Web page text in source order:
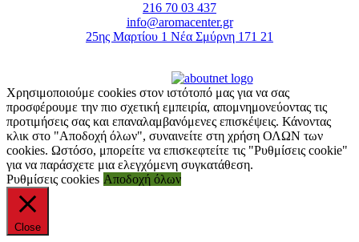
216 70 03 437
info@aromacenter.gr
25ης Μαρτίου 1 Νέα Σμύρνη 171 21
Χρησιμοποιούμε cookies στον ιστότοπό μας για να σας
προσφέρουμε την πιο σχετική εμπειρία, απομνημονεύοντας τις
προτιμήσεις σας και επαναλαμβανόμενες επισκέψεις. Κάνοντας
κλικ στο "Αποδοχή όλων", συναινείτε στη χρήση ΟΛΩΝ των
cookies. Ωστόσο, μπορείτε να επισκεφτείτε τις "Ρυθμίσεις cookie"
για να παράσχετε μια ελεγχόμενη συγκατάθεση.
Ρυθμίσεις cookies Αποδοχή όλων
Close